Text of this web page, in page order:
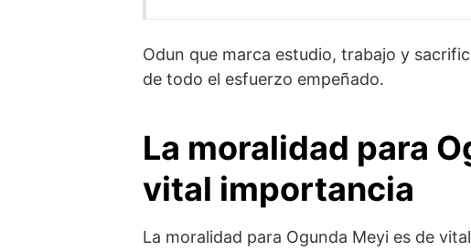
Odun que marca estudio, trabajo y
de todo el esfuerzo empeñado.
La moralidad para
vital importancia
La moralidad para Ogunda Meyi es de